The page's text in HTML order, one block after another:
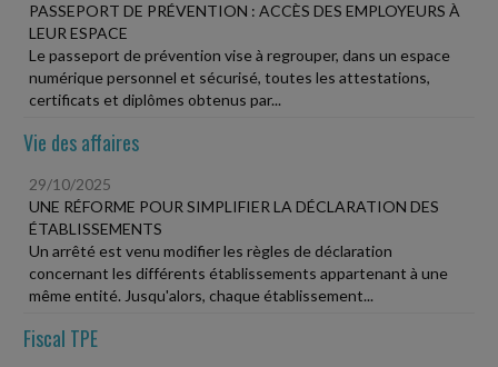
PASSEPORT DE PRÉVENTION : ACCÈS DES EMPLOYEURS À
LEUR ESPACE
Le passeport de prévention vise à regrouper, dans un espace
numérique personnel et sécurisé, toutes les attestations,
certificats et diplômes obtenus par...
Vie des affaires
29/10/2025
UNE RÉFORME POUR SIMPLIFIER LA DÉCLARATION DES
ÉTABLISSEMENTS
Un arrêté est venu modifier les règles de déclaration
concernant les différents établissements appartenant à une
même entité. Jusqu'alors, chaque établissement...
Fiscal TPE